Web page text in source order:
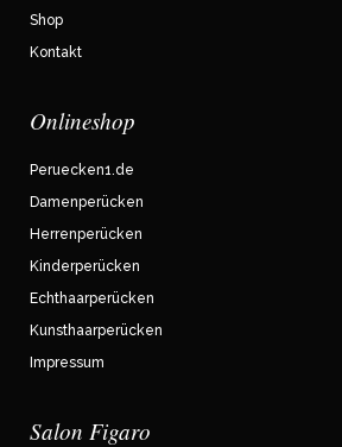
Shop
Kontakt
Onlineshop
Peruecken1.de
Damenperücken
Herrenperücken
Kinderperücken
Echthaarperücken
Kunsthaarperücken
Impressum
Salon Figaro